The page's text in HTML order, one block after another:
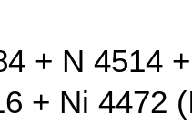
+ N 4514
+ Ni 4472